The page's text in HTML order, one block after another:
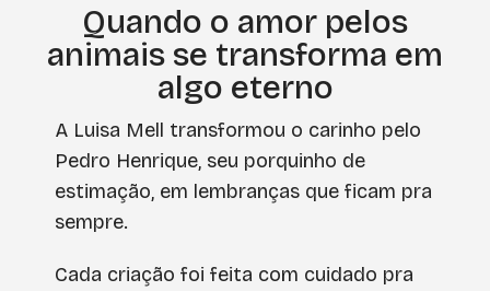
Quando o amor pelos
animais se transforma em
algo eterno
A Luisa Mell transformou o carinho pelo
Pedro Henrique, seu porquinho de
estimação, em lembranças que ficam pra
sempre.
Cada criação foi feita com cuidado pra